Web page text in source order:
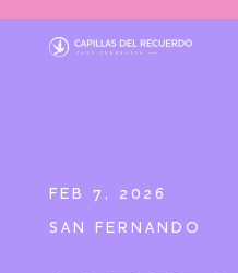
FEB 7, 2026
SAN FERNANDO